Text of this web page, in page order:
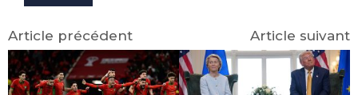
Article précédent Article suivant